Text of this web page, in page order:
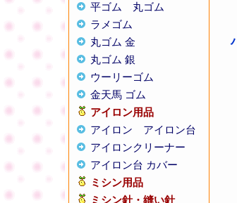
平ゴム
丸ゴム
ラメゴム
丸ゴム 金
丸ゴム 銀
ウーリーゴム
金天馬 ゴム
アイロン用品
アイロン
アイロン台
アイロンクリーナー
アイロン台 カバー
ミシン用品
ミシン針・縫い針